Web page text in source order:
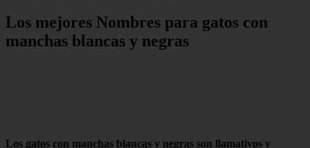
Los mejores Nombres para gatos con
manchas blancas y negras
Los gatos con manchas blancas y negras son llamativos y